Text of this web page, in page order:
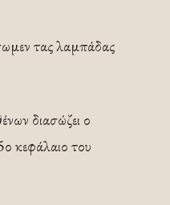
τας λαμπάδας
διασώζει ο
κεφάλαιο του